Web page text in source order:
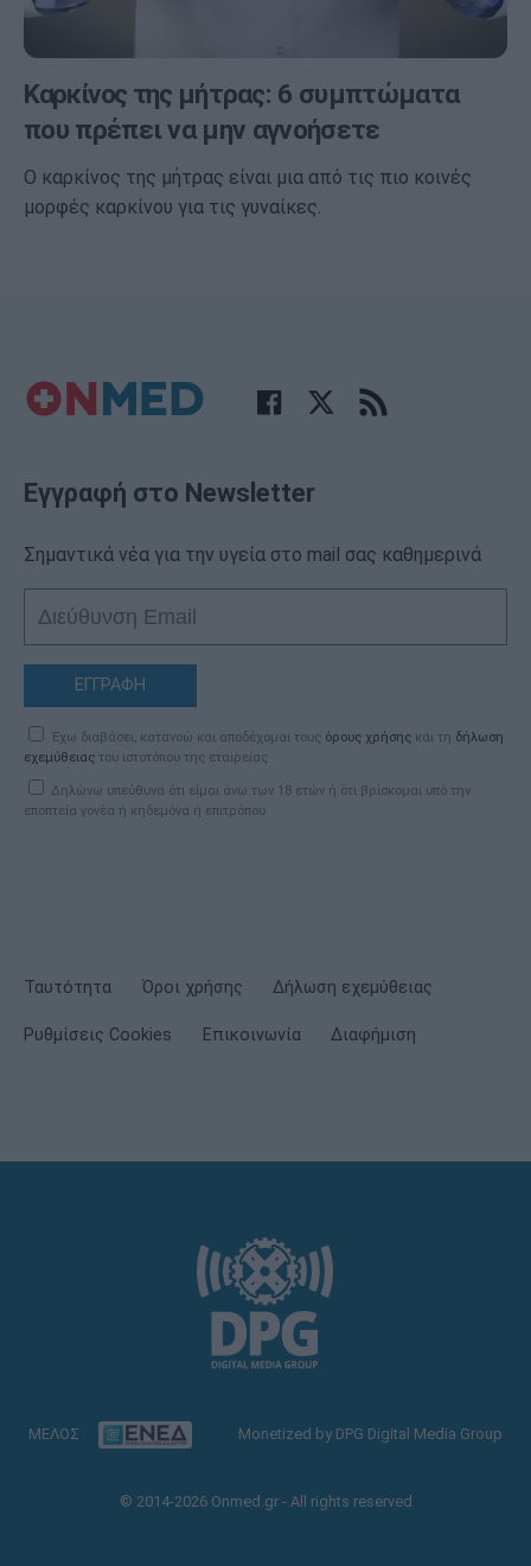
Καρκίνος της μήτρας: 6 συμπτώματα
που πρέπει να μην αγνοήσετε
Ο καρκίνος της μήτρας είναι μια από τις πιο κοινές
μορφές καρκίνου για τις γυναίκες.
Εγγραφή στο Newsletter
Σημαντικά νέα για την υγεία στο mail σας καθημερινά
ΕΓΓΡΑΦΗ
Έχω διαβάσει, κατανοώ και αποδέχομαι τους όρους χρήσης και τη δήλωση
εχεμύθειας του ιστοτόπου της εταιρείας
Δηλώνω υπεύθυνα ότι είμαι άνω των 18 ετών ή ότι βρίσκομαι υπό την
εποπτεία γονέα ή κηδεμόνα ή επιτρόπου
Ταυτότητα Όροι χρήσης Δήλωση εχεμύθειας
Ρυθμίσεις Cookies Επικοινωνία Διαφήμιση
ΜΕΛΟΣ Monetized by DPG Digital Media Group
© 2014-2026 Onmed.gr - All rights reserved